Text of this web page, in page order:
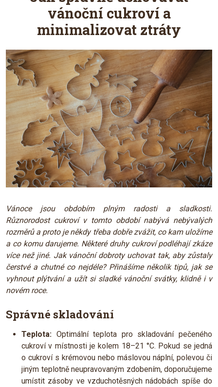
vánoční cukroví a
minimalizovat ztráty
Vánoce jsou obdobím plným radosti a sladkosti.
Různorodost cukroví v tomto období nabývá nebývalých
rozměrů a proto je někdy třeba dobře zvážit, co kam uložíme
a co komu darujeme. Některé druhy cukroví podléhají zkáze
více než jiné. Jak vánoční dobroty uchovat tak, aby zůstaly
čerstvé a chutné co nejdéle? Přinášíme několik tipů, jak se
vyhnout plýtvání a užít si sladké vánoční svátky, klidně i v
novém roce.
Správné skladování
Teplota: Optimální teplota pro skladování pečeného
cukroví v místnosti je kolem 18–21 °C. Pokud se jedná
o cukroví s krémovou nebo máslovou náplní, polevou či
jiným teplotně neupravovaným zdobením, doporučujeme
umístit zásoby ve vzduchotěsných nádobách spíše do